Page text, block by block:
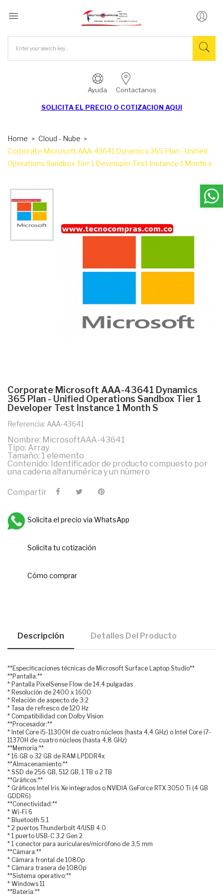

Ayuda Contactanos
SOLICITA EL PRECIO O COTIZACION AQUI
Home
Cloud - Nube
Corporate Microsoft AAA-43641 Dynamics 365 Plan - Unified
Operations Sandbox Tier 1 Developer Test Instance 1 Month s
Corporate Microsoft AAA-43641 Dynamics
365 Plan - Unified Operations Sandbox Tier 1
Developer Test Instance 1 Month S
Referencia: AAA-43641
Nombre: MicrosoftAAA-43641
Tipo: Array
Tamaño: 1 elemento
Contenido: Identificador de producto compuesto por
una cadena alfanumérica y un número
Compartir
Solicita el precio via WhatsApp
Solicita tu cotización
Cómo comprar
Descripción Detalles Del Producto
**Especificaciones técnicas de Microsoft Surface Laptop Studio**
**Pantalla:**
* Pantalla PixelSense Flow de 14,4 pulgadas
* Resolución de 2400 x 1600
* Relación de aspecto de 3:2
* Tasa de refresco de 120 Hz
* Compatibilidad con Dolby Vision
**Procesador:**
* Intel Core i5-11300H de cuatro núcleos (hasta 4,4 GHz) o Intel Core i7-
11370H de cuatro núcleos (hasta 4,8 GHz)
**Memoria:**
* 16 GB o 32 GB de RAM LPDDR4x
**Almacenamiento:**
* SSD de 256 GB, 512 GB, 1 TB o 2 TB
**Gráficos:**
* Gráficos Intel Iris Xe integrados o NVIDIA GeForce RTX 3050 Ti (4 GB
GDDR6)
**Conectividad:**
* Wi-Fi 6
* Bluetooth 5.1
* 2 puertos Thunderbolt 4/USB 4.0
* 1 puerto USB-C 3.2 Gen 2
* 1 conector para auriculares/micrófono de 3,5 mm
**Cámara:**
* Cámara frontal de 1080p
* Cámara trasera de 1080p
**Sistema operativo:**
* Windows 11
**Batería:**